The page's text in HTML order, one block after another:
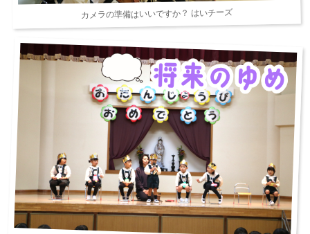
カメラの準備はいいですか？ はいチーズ